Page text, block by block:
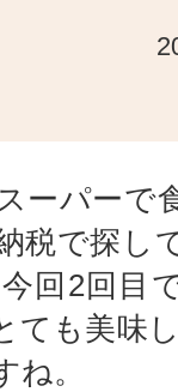
ーパーで
税で探し
回2回目
ても美味
。